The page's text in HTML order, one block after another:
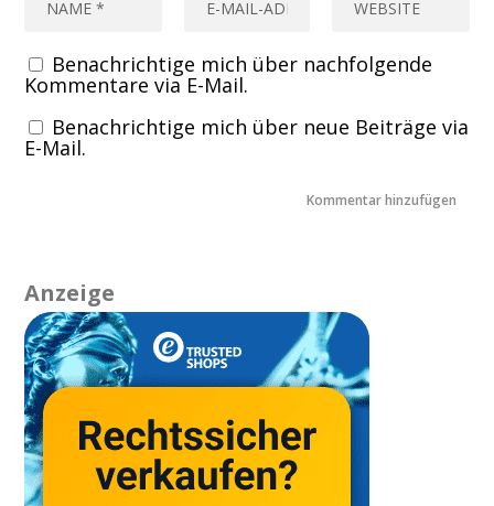
Benachrichtige mich über nachfolgende
Kommentare via E-Mail.
Benachrichtige mich über neue Beiträge via
E-Mail.
Anzeige